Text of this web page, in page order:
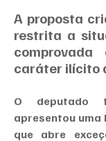
A proposta
restrita a
caráter ilícito
O deputado
apresentou uma
que abre